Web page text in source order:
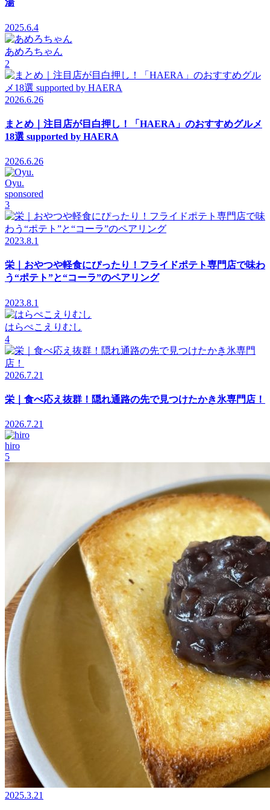
湯
2025.6.4
あめろちゃん
2
2026.6.26
まとめ｜注目店が目白押し！「HAERA」のおすすめグルメ
18選 supported by HAERA
2026.6.26
Oyu.
sponsored
3
2023.8.1
栄｜おやつや軽食にぴったり！フライドポテト専門店で味わ
う“ポテト”と“コーラ”のペアリング
2023.8.1
はらぺこえりむし
4
2026.7.21
栄｜食べ応え抜群！隠れ通路の先で見つけたかき氷専門店！
2026.7.21
hiro
5
2025.3.21